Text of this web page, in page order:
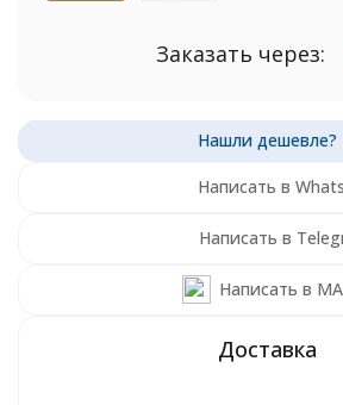
Заказать через:
Написать в
Написать в
Написать в